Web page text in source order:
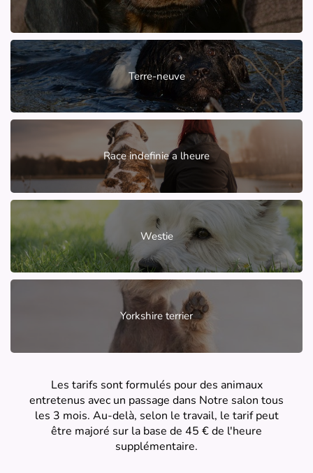
Terre-neuve
Race indefinie a lheure
Westie
Yorkshire terrier
Les tarifs sont formulés pour des animaux
entretenus avec un passage dans Notre salon tous
les 3 mois. Au-delà, selon le travail, le tarif peut
être majoré sur la base de 45 € de l'heure
supplémentaire.